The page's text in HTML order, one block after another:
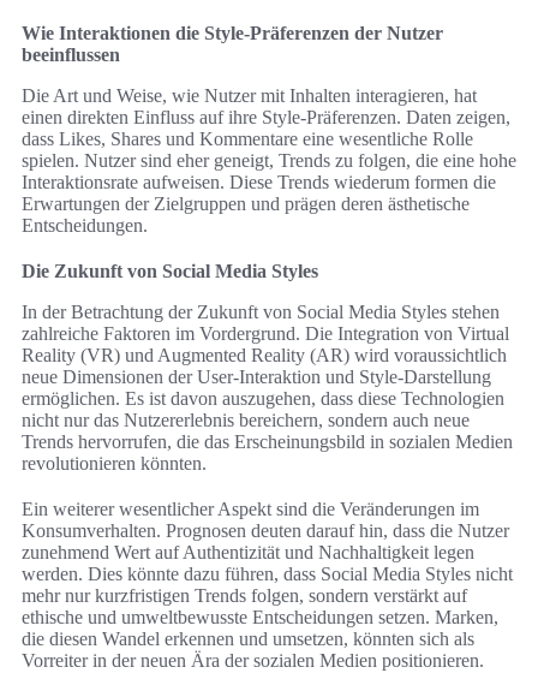
Wie Interaktionen die Style-Präferenzen der Nutzer
beeinflussen
Die Art und Weise, wie Nutzer mit Inhalten interagieren, hat
einen direkten Einfluss auf ihre Style-Präferenzen. Daten zeigen,
dass Likes, Shares und Kommentare eine wesentliche Rolle
spielen. Nutzer sind eher geneigt, Trends zu folgen, die eine hohe
Interaktionsrate aufweisen. Diese Trends wiederum formen die
Erwartungen der Zielgruppen und prägen deren ästhetische
Entscheidungen.
Die Zukunft von Social Media Styles
In der Betrachtung der Zukunft von Social Media Styles stehen
zahlreiche Faktoren im Vordergrund. Die Integration von Virtual
Reality (VR) und Augmented Reality (AR) wird voraussichtlich
neue Dimensionen der User-Interaktion und Style-Darstellung
ermöglichen. Es ist davon auszugehen, dass diese Technologien
nicht nur das Nutzererlebnis bereichern, sondern auch neue
Trends hervorrufen, die das Erscheinungsbild in sozialen Medien
revolutionieren könnten.
Ein weiterer wesentlicher Aspekt sind die Veränderungen im
Konsumverhalten. Prognosen deuten darauf hin, dass die Nutzer
zunehmend Wert auf Authentizität und Nachhaltigkeit legen
werden. Dies könnte dazu führen, dass Social Media Styles nicht
mehr nur kurzfristigen Trends folgen, sondern verstärkt auf
ethische und umweltbewusste Entscheidungen setzen. Marken,
die diesen Wandel erkennen und umsetzen, könnten sich als
Vorreiter in der neuen Ära der sozialen Medien positionieren.